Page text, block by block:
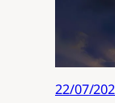
22/07/